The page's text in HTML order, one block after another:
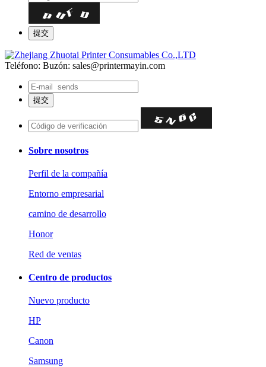
Teléfono: Buzón: sales@printermayin.com
Sobre nosotros
Perfil de la compañía
Entorno empresarial
camino de desarrollo
Honor
Red de ventas
Centro de productos
Nuevo producto
HP
Canon
Samsung